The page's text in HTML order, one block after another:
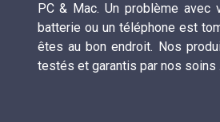
PC & Mac. Un problème avec
batterie ou un téléphone est
êtes au bon endroit. Nos
testés et garantis par nos soins .